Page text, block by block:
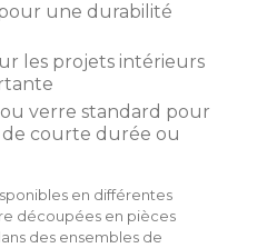
une durabilité
les projets intérieurs
verre standard pour
de courte durée ou
en différentes
découpées en pièces
des ensembles de